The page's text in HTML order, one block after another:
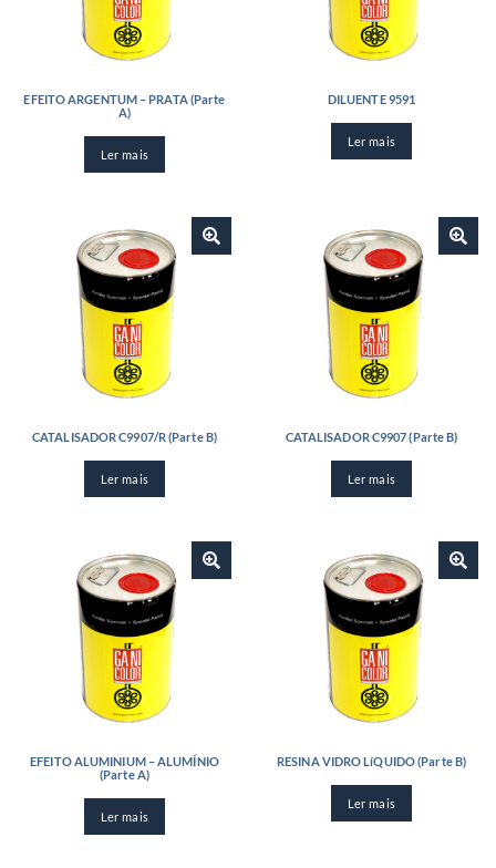
EFEITO ARGENTUM – PRATA (Parte
A)
Ler mais
DILUENTE 9591
Ler mais
CATALISADOR C9907/R (Parte B)
Ler mais
CATALISADOR C9907 (Parte B)
Ler mais
EFEITO ALUMINIUM – ALUMÍNIO
(Parte A)
Ler mais
RESINA VIDRO LíQUIDO (Parte B)
Ler mais